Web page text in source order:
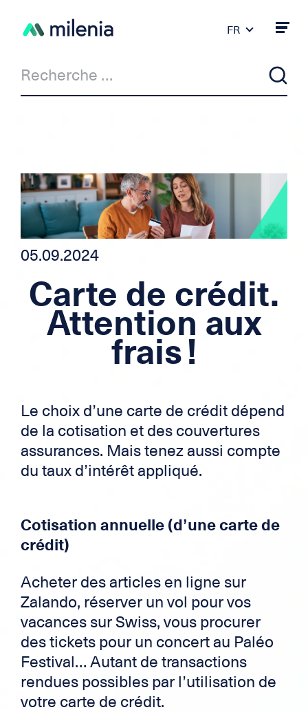
FR
05.09.2024
Carte de crédit.
Attention aux
frais !
Le choix d’une carte de crédit dépend
de la cotisation et des couvertures
assurances. Mais tenez aussi compte
du taux d’intérêt appliqué.
Cotisation annuelle (d’une carte de
crédit)
Acheter des articles en ligne sur
Zalando, réserver un vol pour vos
vacances sur Swiss, vous procurer
des tickets pour un concert au Paléo
Festival… Autant de transactions
rendues possibles par l’utilisation de
votre carte de crédit.
Milenia & Co
Crédit privé
Crédit auto/moto
Crédit pour indépendant
Crédit immobilier
Crédit frontalier
Zek